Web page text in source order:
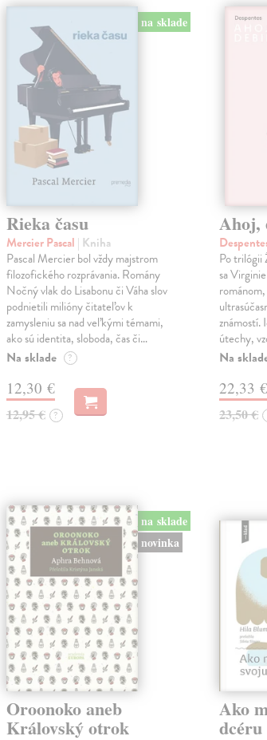
na sklade
Rieka času
Mercier Pascal | Kniha
Pascal Mercier bol vždy majstrom
filozofického rozprávania. Romány
Nočný vlak do Lisabonu či Váha slov
podnietili milióny čitateľov k
zamysleniu sa nad veľkými témami,
ako sú identita, sloboda, čas či…
Na sklade ?
12,30 €
12,95 € ?
Ahoj,
Po trilógii
sa
známostí.
útechy,
Na
22,33 €
23,50 €
na sklade
novinka
Oroonoko aneb
Královský otrok
Ako
dcéru